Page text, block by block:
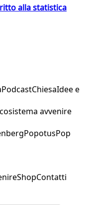
alla statistica
PodcastChiesaIdee e
avvenire
PopotusPop
ShopContatti